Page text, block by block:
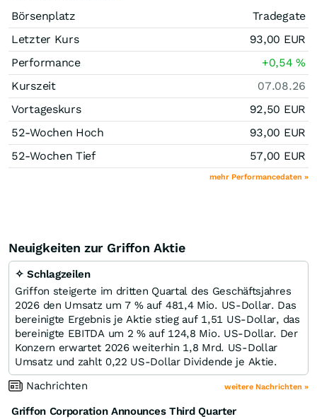
Börsenplatz
Tradegate
Letzter Kurs
93,00 EUR
Performance
+0,54%
Kurszeit
07.08.26
Vortageskurs
92,50 EUR
52-Wochen Hoch
93,00 EUR
52-Wochen Tief
57,00 EUR
mehr Performancedaten »
Neuigkeiten zur Griffon Aktie
✧ Schlagzeilen
Griffon steigerte im dritten Quartal des Geschäftsjahres
2026 den Umsatz um 7 % auf 481,4 Mio. US-Dollar. Das
bereinigte Ergebnis je Aktie stieg auf 1,51 US-Dollar, das
bereinigte EBITDA um 2 % auf 124,8 Mio. US-Dollar. Der
Konzern erwartet 2026 weiterhin 1,8 Mrd. US-Dollar
Umsatz und zahlt 0,22 US-Dollar Dividende je Aktie.
Nachrichten
weitere Nachrichten »
Griffon Corporation Announces Third Quarter